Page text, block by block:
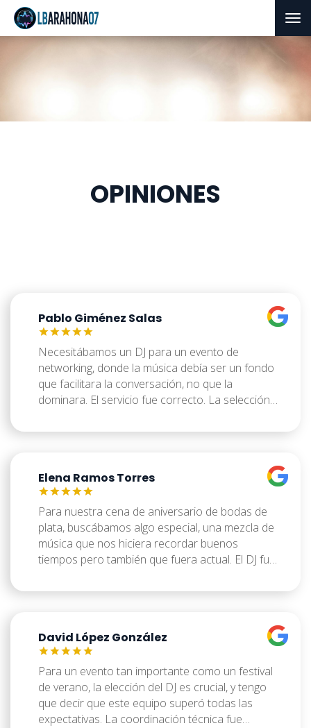
OPINIONES
Pablo Giménez Salas
Necesitábamos un DJ para un evento de
networking, donde la música debía ser un fondo
que facilitara la conversación, no que la
dominara. El servicio fue correcto. La selección
con un volumen bien ajustado. La instalación fue
cuanto a géneros, pero en general, cumplió con
lo requerido. Buen profesional que entiende el
contexto del evento y se adapta a las
necesidades. Sin grandes alardes, pero eficaz.
Elena Ramos Torres
Para nuestra cena de aniversario de bodas de
plata, buscábamos algo especial, una mezcla de
música que nos hiciera recordar buenos
tiempos pero también que fuera actual. El DJ fue
algunas un poco específicas. La puntualidad y la
volumen, se solucionó rápidamente. Al final, la
música creó un ambiente muy agradable y
emotivo. Cumplió con nuestras expectativas,
aunque quizás un poco más de interacción con
los invitados habría sido un plus.
David López González
Para un evento tan importante como un festival
de verano, la elección del DJ es crucial, y tengo
que decir que este equipo superó todas las
expectativas. La coordinación técnica fue